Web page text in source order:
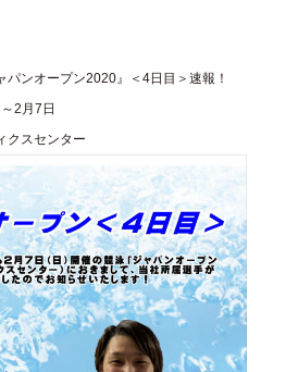
パンオープン2020』＜4日目＞速報！
2月7日
クスセンター